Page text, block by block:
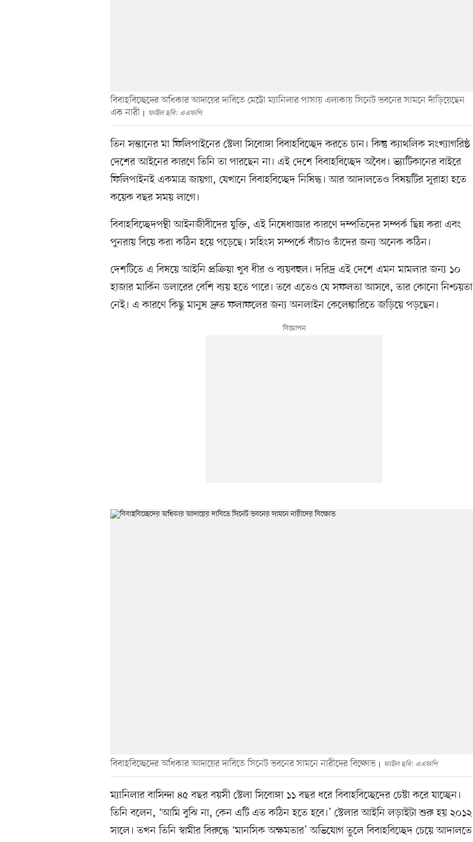
বিবাহবিচ্ছেদের অধিকার আদায়ের দাবিতে মেট্রো ম্যানিলার পাসায় এলাকায় সিনেট ভবনের সামনে দাঁড়িয়েছেন
এক নারী
ফাইল ছবি: এএফপি
তিন সন্তানের মা ফিলিপাইনের স্টেলা সিবোঙ্গা বিবাহবিচ্ছেদ করতে চান। কিন্তু ক্যাথলিক সংখ্যাগরিষ্ঠ
দেশের আইনের কারণে তিনি তা পারছেন না। এই দেশে বিবাহবিচ্ছেদ অবৈধ। ভ্যাটিকানের বাইরে
ফিলিপাইনই একমাত্র জায়গা, যেখানে বিবাহবিচ্ছেদ নিষিদ্ধ। আর আদালতেও বিষয়টির সুরাহা হতে
কয়েক বছর সময় লাগে।
বিবাহবিচ্ছেদপন্থী আইনজীবীদের যুক্তি, এই নিষেধাজ্ঞার কারণে দম্পতিদের সম্পর্ক ছিন্ন করা এবং
পুনরায় বিয়ে করা কঠিন হয়ে পড়েছে। সহিংস সম্পর্কে বাঁচাও তাঁদের জন্য অনেক কঠিন।
দেশটিতে এ বিষয়ে আইনি প্রক্রিয়া খুব ধীর ও ব্যয়বহুল। দরিদ্র এই দেশে এমন মামলার জন্য ১০
হাজার মার্কিন ডলারের বেশি ব্যয় হতে পারে। তবে এতেও যে সফলতা আসবে, তার কোনো নিশ্চয়তা
নেই। এ কারণে কিছু মানুষ দ্রুত ফলাফলের জন্য অনলাইন কেলেঙ্কারিতে জড়িয়ে পড়ছেন।
বিবাহবিচ্ছেদের অধিকার আদায়ের দাবিতে সিনেট ভবনের সামনে নারীদের বিক্ষোভ ফাইল ছবি: এএফপি
ম্যানিলার বাসিন্দা ৪৫ বছর বয়সী স্টেলা সিবোঙ্গা ১১ বছর ধরে বিবাহবিচ্ছেদের চেষ্টা করে যাচ্ছেন।
তিনি বলেন, ‘আমি বুঝি না, কেন এটি এত কঠিন হতে হবে।’ স্টেলার আইনি লড়াইটা শুরু হয় ২০১২
সালে। তখন তিনি স্বামীর বিরুদ্ধে ‘মানসিক অক্ষমতার’ অভিযোগ তুলে বিবাহবিচ্ছেদ চেয়ে আদালতে